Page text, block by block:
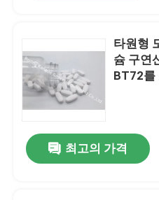
타원형
슘 구연
BT72를
최고의 가격